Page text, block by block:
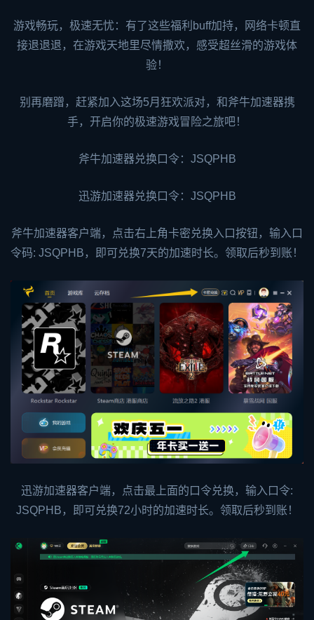
游戏畅玩，极速无忧：有了这些福利buff加持，网络卡顿直
接退退退，在游戏天地里尽情撒欢，感受超丝滑的游戏体
验！
别再磨蹭，赶紧加入这场5月狂欢派对，和斧牛加速器携
手，开启你的极速游戏冒险之旅吧！
斧牛加速器兑换口令：JSQPHB
迅游加速器兑换口令：JSQPHB
斧牛加速器客户端，点击右上角卡密兑换入口按钮，输入口
令码: JSQPHB，即可兑换7天的加速时长。领取后秒到账！
迅游加速器客户端，点击最上面的口令兑换，输入口令:
JSQPHB，即可兑换72小时的加速时长。领取后秒到账！